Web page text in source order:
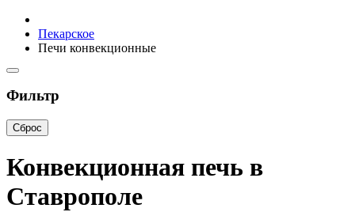
Пекарское
Печи конвекционные
Фильтр
Сброс
Конвекционная печь в
Ставрополе